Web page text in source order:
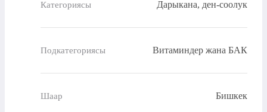
Категориясы Дарыкана, ден-соолук
Подкатегориясы Витаминдер жана БАК
Шаар Бишкек